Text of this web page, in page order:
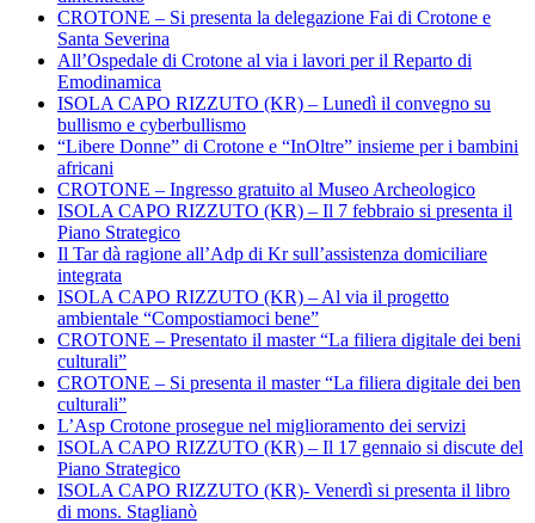
CROTONE – Si presenta la delegazione Fai di Crotone e
Santa Severina
All’Ospedale di Crotone al via i lavori per il Reparto di
Emodinamica
ISOLA CAPO RIZZUTO (KR) – Lunedì il convegno su
bullismo e cyberbullismo
“Libere Donne” di Crotone e “InOltre” insieme per i bambini
africani
CROTONE – Ingresso gratuito al Museo Archeologico
ISOLA CAPO RIZZUTO (KR) – Il 7 febbraio si presenta il
Piano Strategico
Il Tar dà ragione all’Adp di Kr sull’assistenza domiciliare
integrata
ISOLA CAPO RIZZUTO (KR) – Al via il progetto
ambientale “Compostiamoci bene”
CROTONE – Presentato il master “La filiera digitale dei beni
culturali”
CROTONE – Si presenta il master “La filiera digitale dei ben
culturali”
L’Asp Crotone prosegue nel miglioramento dei servizi
ISOLA CAPO RIZZUTO (KR) – Il 17 gennaio si discute del
Piano Strategico
ISOLA CAPO RIZZUTO (KR)- Venerdì si presenta il libro
di mons. Staglianò